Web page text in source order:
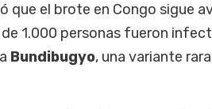
que el brote en Congo sigue
1.000 personas fueron
Bundibugyo, una variante